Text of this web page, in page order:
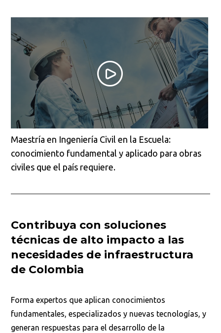
Maestría en Ingeniería Civil en la Escuela:
conocimiento fundamental y aplicado para obras
civiles que el país requiere.
Contribuya con soluciones
técnicas de alto impacto a las
necesidades de infraestructura
de Colombia
Forma expertos que aplican conocimientos
fundamentales, especializados y nuevas tecnologías, y
generan respuestas para el desarrollo de la